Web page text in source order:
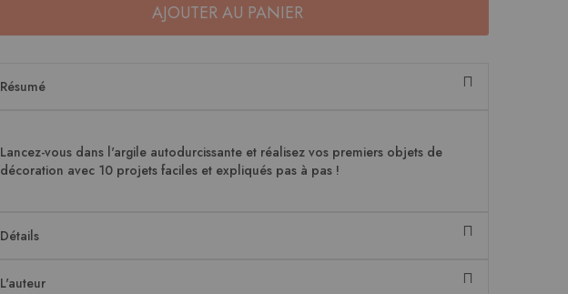
AJOUTER AU PANIER
Résumé
Lancez-vous dans l'argile autodurcissante et réalisez vos premiers objets de
décoration avec 10 projets faciles et expliqués pas à pas !
Détails
L'auteur